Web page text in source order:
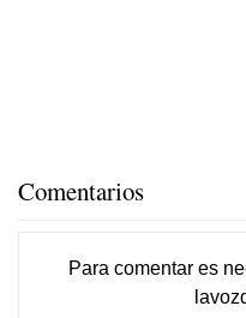
Comentarios
Para comentar es